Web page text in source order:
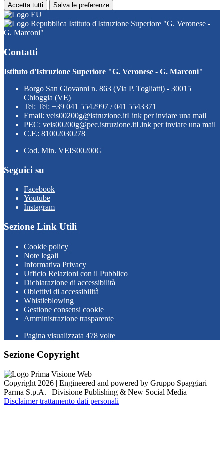
Accetta tutti Salva le preferenze
Istituto d'Istruzione Superiore "G. Veronese -
G. Marconi"
Contatti
Istituto d'Istruzione Superiore "G. Veronese - G. Marconi"
Borgo San Giovanni n. 863 (Via P. Togliatti) - 30015
Chioggia (VE)
Tel: Tel: +39 041 5542997 / 041 5543371
Email: veis00200g@istruzione.itLink per inviare una mail
PEC: veis00200g@pec.istruzione.itLink per inviare una mail
C.F.: 81002030278
Cod. Min. VEIS00200G
Seguici su
Facebook
Youtube
Instagram
Sezione Link Utili
Cookie policy
Note legali
Informativa Privacy
Ufficio Relazioni con il Pubblico
Dichiarazione di accessibilità
Obiettivi di accessibilità
Whistleblowing
Gestione consensi cookie
Amministrazione trasparente
Pagina visualizzata 478 volte
Sezione Copyright
Copyright 2026 | Engineered and powered by Gruppo Spaggiari
Parma S.p.A. | Divisione Publishing & New Social Media
Disclaimer trattamento dati personali